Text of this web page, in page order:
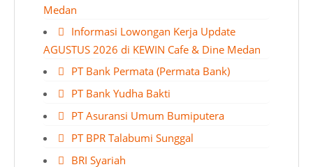
Medan
Informasi Lowongan Kerja Update
AGUSTUS 2026 di KEWIN Cafe & Dine Medan
PT Bank Permata (Permata Bank)
PT Bank Yudha Bakti
PT Asuransi Umum Bumiputera
PT BPR Talabumi Sunggal
BRI Syariah